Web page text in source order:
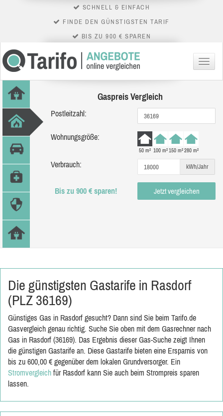
SCHNELL & EINFACH
FINDE DEN GÜNSTIGSTEN TARIF
BIS ZU 900 € SPAREN
Menü
Gaspreis Vergleich
Postleitzahl:
Wohnungsgröße:
50 m² 100 m²150 m²280 m²
Verbrauch: kWh/Jahr
Bis zu 900 € sparen! Jetzt vergleichen
Die günstigsten Gastarife in Rasdorf
(PLZ 36169)
Günstiges Gas in Rasdorf gesucht? Dann sind Sie beim Tarifo.de
Gasvergleich genau richtig. Suche Sie oben mit dem Gasrechner nach
Gas in Rasdorf (36169). Das Ergebnis dieser Gas-Suche zeigt Ihnen
die günstigen Gastarife an. Diese Gastarife bieten eine Ersparnis von
bis zu 600,00 € gegenüber dem lokalen Grundversorger. Ein
Stromvergleich für Rasdorf kann Sie auch beim Strompreis sparen
lassen.